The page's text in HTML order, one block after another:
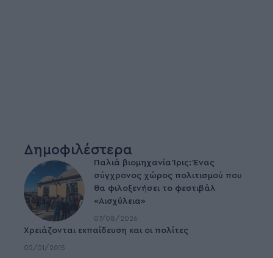
Δημοφιλέστερα
Παλιά βιομηχανία Ίρις: Ένας
σύγχρονος χώρος πολιτισμού που
θα φιλοξενήσει το φεστιβάλ
«Αισχύλεια»
07/08/2026
Χρειάζονται εκπαίδευση και οι πολίτες
02/01/2015